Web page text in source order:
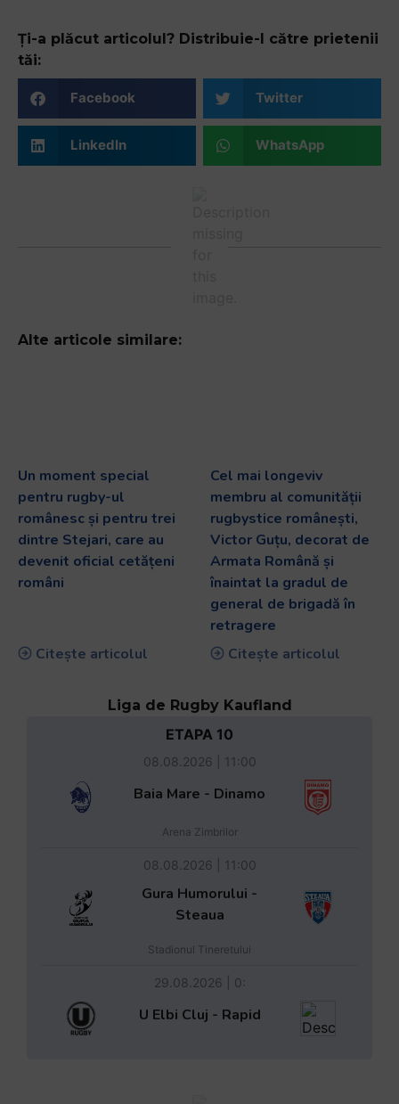
Ți-a plăcut articolul? Distribuie-l către prietenii
tăi:
Facebook Twitter
LinkedIn WhatsApp
Alte articole similare:
Un moment special
pentru rugby-ul
românesc și pentru trei
dintre Stejari, care au
devenit oficial cetățeni
români
Citește articolul
Cel mai longeviv
membru al comunității
rugbystice românești,
Victor Guțu, decorat de
Armata Română și
înaintat la gradul de
general de brigadă în
retragere
Citește articolul
Liga de Rugby Kaufland
ETAPA 10
08.08.2026 | 11:00
Baia Mare - Dinamo
Arena Zimbrilor
08.08.2026 | 11:00
Gura Humorului -
Steaua
Stadionul Tineretului
29.08.2026 | 0:
U Elbi Cluj - Rapid